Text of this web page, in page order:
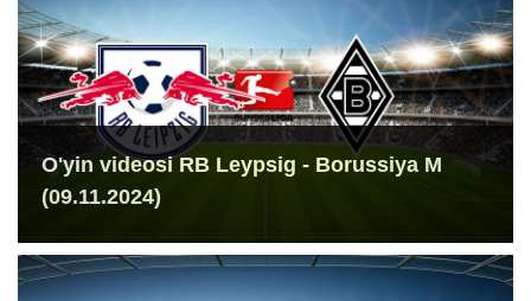
O'yin videosi RB Leypsig - Borussiya M
(09.11.2024)